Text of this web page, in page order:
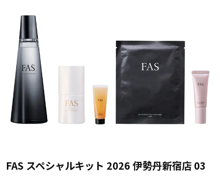
FAS スペシャルキット 2026 伊勢丹新宿店 03